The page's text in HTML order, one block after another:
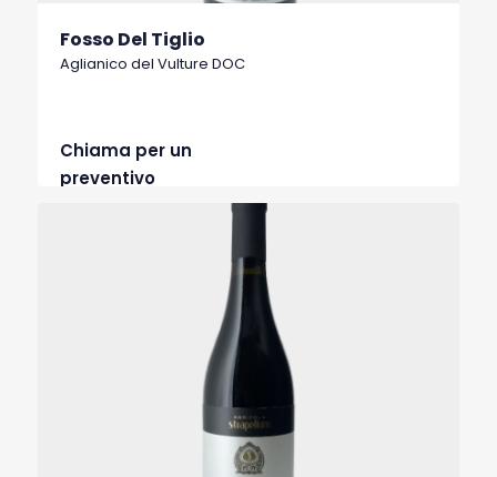
Fosso Del Tiglio
Aglianico del Vulture DOC
Chiama per un
preventivo